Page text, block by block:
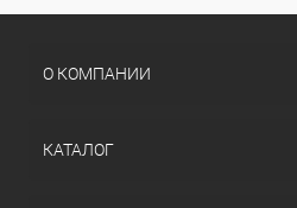
О КОМПАНИИ
КАТАЛОГ